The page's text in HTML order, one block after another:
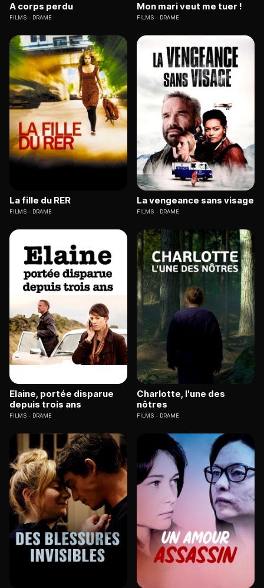
A corps perdu
FILMS DRAME
Mon mari veut me tuer !
FILMS DRAME
La fille du RER
FILMS DRAME
La vengeance sans visage
FILMS DRAME
Elaine, portée disparue
depuis trois ans
FILMS DRAME
Charlotte, l'une des
nôtres
FILMS DRAME